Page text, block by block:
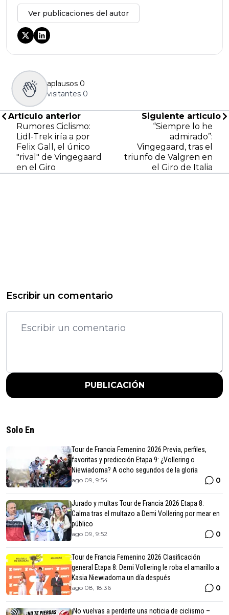
Ver publicaciones del autor
aplausos 0
visitantes 0
Artículo anterior
Rumores Ciclismo:
Lidl-Trek iría a por
Felix Gall, el único
"rival" de Vingegaard
en el Giro
Siguiente artículo
“Siempre lo he
admirado”:
Vingegaard, tras el
triunfo de Valgren en
el Giro de Italia
Escribir un comentario
PUBLICACIÓN
Solo En
Tour de Francia Femenino 2026 Previa, perfiles,
favoritas y predicción Etapa 9: ¿Vollering o
Niewiadoma? A ocho segundos de la gloria
ago 09, 9:54 0
Jurado y multas Tour de Francia 2026 Etapa 8:
Calma tras el multazo a Demi Vollering por mear en
público
ago 09, 9:52 0
Tour de Francia Femenino 2026 Clasificación
general Etapa 8: Demi Vollering le roba el amarillo a
Kasia Niewiadoma un día después
ago 08, 18:36 0
¡No vuelvas a perderte una noticia de ciclismo –